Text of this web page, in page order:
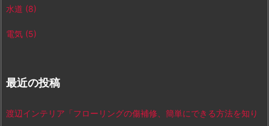
水道 (8)
電気 (5)
最近の投稿
渡辺インテリア「フローリングの傷補修、簡単にできる方法を知り